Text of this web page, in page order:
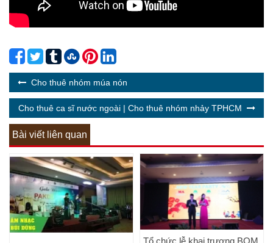
Cho thuê nhóm múa nón
Cho thuê ca sĩ nước ngoài | Cho thuê nhóm nhảy TPHCM
Bài viết liên quan